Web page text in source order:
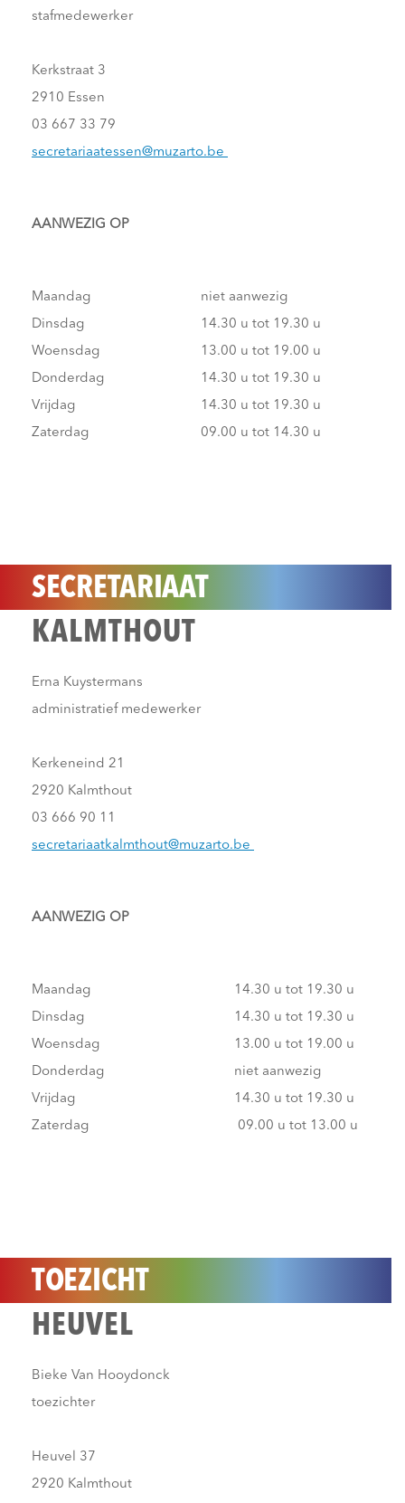
stafmedewerker
Kerkstraat 3
2910 Essen
03 667 33 79
secretariaatessen@muzarto.be
AANWEZIG OP
Maandag
Dinsdag
Woensdag
Donderdag
Vrijdag
Zaterdag
niet aanwezig
14.30 u tot 19.30 u
13.00 u tot 19.00 u
14.30 u tot 19.30 u
14.30 u tot 19.30 u
09.00 u tot 14.30 u
SECRETARIAAT
KALMTHOUT
Erna Kuystermans
administratief medewerker
Kerkeneind 21
2920 Kalmthout
03 666 90 11
secretariaatkalmthout@muzarto.be
AANWEZIG OP
Maandag
Dinsdag
Woensdag
Donderdag
Vrijdag
Zaterdag
14.30 u tot 19.30 u
14.30 u tot 19.30 u
13.00 u tot 19.00 u
niet aanwezig
14.30 u tot 19.30 u
09.00 u tot 13.00 u
TOEZICHT
HEUVEL
Bieke Van Hooydonck
toezichter
Heuvel 37
2920 Kalmthout